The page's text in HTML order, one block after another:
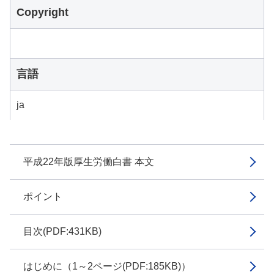
平成22年版厚生労働白書 本文
ポイント
目次(PDF:431KB)
はじめに（1～2ページ(PDF:185KB)）
Copyright
言語
ja